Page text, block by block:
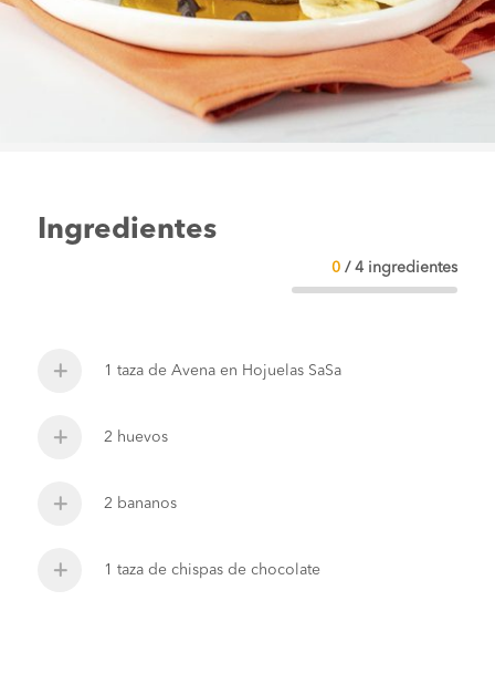
Ingredientes
0 /4 ingredientes
1 taza de Avena en Hojuelas SaSa
2 huevos
2 bananos
1 taza de chispas de chocolate